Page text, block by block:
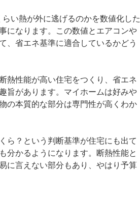
い熱が外に逃げるのかを数値化した
になります。この数値とエアコンや
、省エネ基準に適合しているかどう
熱性能が高い住宅をつくり、省エネ
旨があります。マイホームは好みや
の本質的な部分は専門性が高くわか
ら？という判断基準が住宅にも出て
分かるようになります。断熱性能と
に言えない部分もあり、やはり予算